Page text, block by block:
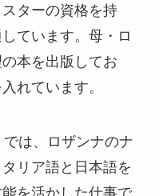
ターの資格を持
ています。母・ロ
本を出版してお
れています。
は、ロザンナのナ
リア語と日本語を
を活かした仕事で